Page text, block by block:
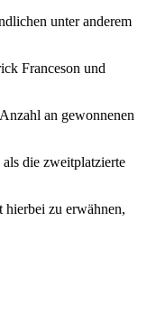
unter anderem
Franceson und
an gewonnenen
die zweitplatzierte
hierbei zu erwähnen,